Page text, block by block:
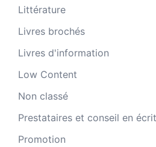
Littérature
Livres brochés
Livres d'information
Low Content
Non classé
Prestataires et conseil en
Promotion